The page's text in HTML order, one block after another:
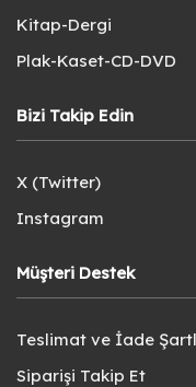
Kitap-Dergi
Plak-Kaset-CD-DVD
Bizi Takip Edin
X (Twitter)
Instagram
Müşteri Destek
Teslimat ve İade
Siparişi Takip Et